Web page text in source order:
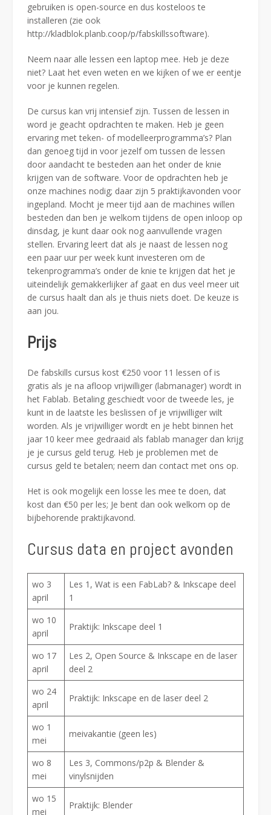
gebruiken is open-source en dus kosteloos te
installeren (zie ook
http://kladblok.planb.coop/p/fabskillssoftware).
Neem naar alle lessen een laptop mee. Heb je deze
niet? Laat het even weten en we kijken of we er eentje
voor je kunnen regelen.
De cursus kan vrij intensief zijn. Tussen de lessen in
word je geacht opdrachten te maken. Heb je geen
ervaring met teken- of modelleerprogramma’s? Plan
dan genoeg tijd in voor jezelf om tussen de lessen
door aandacht te besteden aan het onder de knie
krijgen van de software. Voor de opdrachten heb je
onze machines nodig; daar zijn 5 praktijkavonden voor
ingepland. Mocht je meer tijd aan de machines willen
besteden dan ben je welkom tijdens de open inloop op
dinsdag, je kunt daar ook nog aanvullende vragen
stellen. Ervaring leert dat als je naast de lessen nog
een paar uur per week kunt investeren om de
tekenprogramma’s onder de knie te krijgen dat het je
uiteindelijk gemakkerlijker af gaat en dus veel meer uit
de cursus haalt dan als je thuis niets doet. De keuze is
aan jou.
Prijs
De fabskills cursus kost €250 voor 11 lessen of is
gratis als je na afloop vrijwilliger (labmanager) wordt in
het Fablab. Betaling geschiedt voor de tweede les, je
kunt in de laatste les beslissen of je vrijwilliger wilt
worden. Als je vrijwilliger wordt en je hebt binnen het
jaar 10 keer mee gedraaid als fablab manager dan krijg
je je cursus geld terug. Heb je problemen met de
cursus geld te betalen; neem dan contact met ons op.
Het is ook mogelijk een losse les mee te doen, dat
kost dan €50 per les; Je bent dan ook welkom op de
bijbehorende praktijkavond.
Cursus data en project avonden
wo 3
april
Les 1, Wat is een FabLab? & Inkscape deel
1
wo 10
april
Praktijk: Inkscape deel 1
wo 17
april
Les 2, Open Source & Inkscape en de laser
deel 2
wo 24
april
Praktijk: Inkscape en de laser deel 2
wo 1
mei
meivakantie (geen les)
wo 8
mei
Les 3, Commons/p2p & Blender &
vinylsnijden
wo 15
mei
Praktijk: Blender